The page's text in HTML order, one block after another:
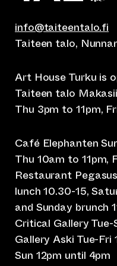
info@taiteentalo.fi
Taiteen talo,
Art House Turku is
Taiteen talo
Thu 3pm to 11pm,
Café Elephanten
Thu 10am to 11pm,
Restaurant
lunch 10.30-15,
and Sunday brunch
Critical Gallery Tue-
Gallery Aski Tue-
Sun 12pm until 4pm